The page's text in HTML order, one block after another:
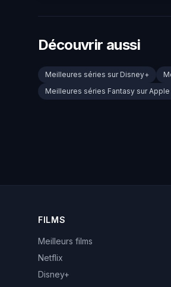
Découvrir aussi
Meilleures séries sur Disney+
Meilleures séries Fantasy sur Apple
FILMS
Meilleurs films
Netflix
Disney+